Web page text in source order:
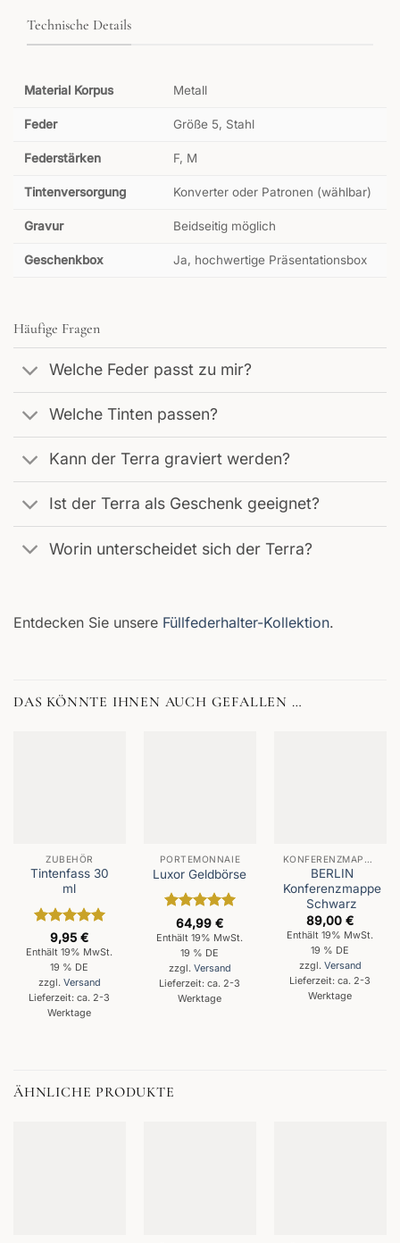
Technische Details
Material Korpus Metall
Feder Größe 5, Stahl
Federstärken F, M
Tintenversorgung Konverter oder Patronen (wählbar)
Gravur Beidseitig möglich
Geschenkbox Ja, hochwertige Präsentationsbox
Häufige Fragen
Welche Feder passt zu mir?
Welche Tinten passen?
Kann der Terra graviert werden?
Ist der Terra als Geschenk geeignet?
Worin unterscheidet sich der Terra?
Entdecken Sie unsere Füllfederhalter-Kollektion.
DAS KÖNNTE IHNEN AUCH GEFALLEN …
ZUBEHÖR
Tintenfass 30
ml
Bewertet
mit5von
9,95€
Enthält 19% MwSt.
19 % DE
zzgl. Versand
Lieferzeit: ca. 2-3
Werktage
PORTEMONNAIE
Luxor Geldbörse
Bewertet
mit5von
64,99€
Enthält 19% MwSt.
19 % DE
zzgl. Versand
Lieferzeit: ca. 2-3
Werktage
KONFERENZMAPPEN
BERLIN
Konferenzmappe
Schwarz
89,00€
Enthält 19% MwSt.
19 % DE
zzgl. Versand
Lieferzeit: ca. 2-3
Werktage
ÄHNLICHE PRODUKTE